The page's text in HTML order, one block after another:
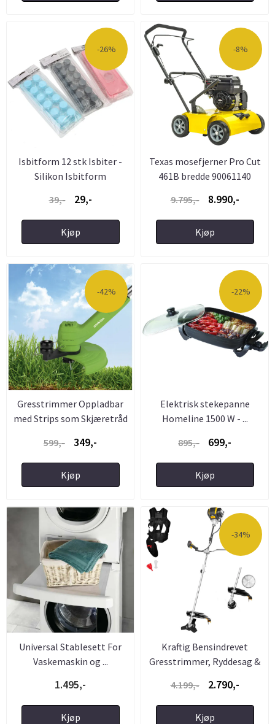
-26%
Isbitform 12 stk Isbiter -
Silikon Isbitform
39,-
29,-
Kjøp
-8%
Texas mosefjerner Pro Cut
461B bredde 90061140
9.795,-
8.990,-
Kjøp
-42%
Gresstrimmer Oppladbar
med Strips som Skjæretråd
599,- 349,-
Kjøp
-22%
Elektrisk stekepanne
Homeline 1500 W - ...
895,-
699,-
Kjøp
Universal Stablesett For
Vaskemaskin og ...
1.495,-
Kjøp
-34%
Kraftig Bensindrevet
Gresstrimmer, Ryddesag &
4.199,- 2.790,-
Kjøp